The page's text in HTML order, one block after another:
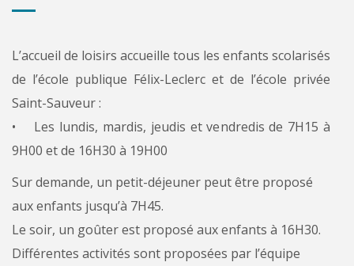
L’accueil de loisirs accueille tous les enfants scolarisés
de l’école publique Félix-Leclerc et de l’école privée
Saint-Sauveur :
• Les lundis, mardis, jeudis et vendredis de 7H15 à
9H00 et de 16H30 à 19H00
Sur demande, un petit-déjeuner peut être proposé
aux enfants jusqu’à 7H45.
Le soir, un goûter est proposé aux enfants à 16H30.
Différentes activités sont proposées par l’équipe